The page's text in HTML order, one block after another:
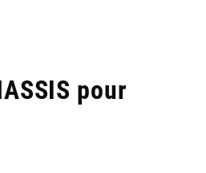
pour